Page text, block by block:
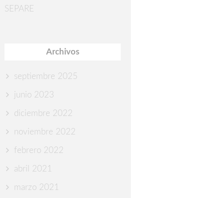
SEPARE
Archivos
septiembre 2025
junio 2023
diciembre 2022
noviembre 2022
febrero 2022
abril 2021
marzo 2021